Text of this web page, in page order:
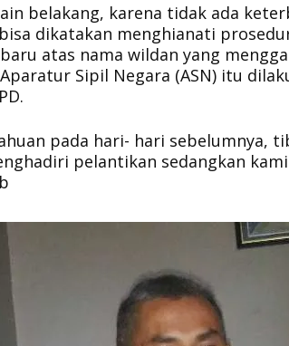
belakang, karena tidak ada
dikatakan menghianati
atas nama wildan yang
Sipil Negara (ASN) itu
pada hari- hari sebelumnya,
pelantikan sedangkan